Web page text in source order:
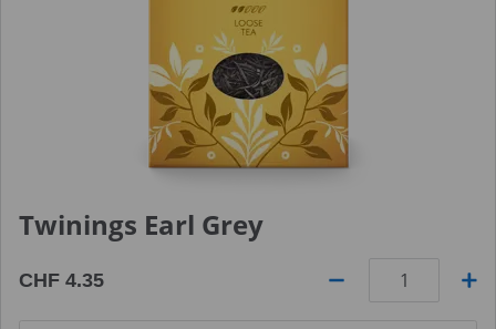
Twinings Earl Grey
CHF 4.35